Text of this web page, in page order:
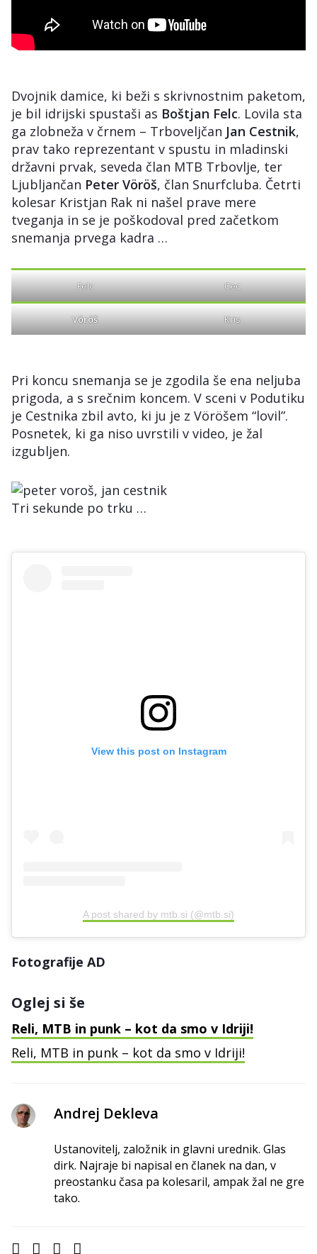
Dvojnik damice, ki beži s skrivnostnim paketom,
je bil idrijski spustaši as Boštjan Felc. Lovila sta
ga zlobneža v črnem – Trboveljčan Jan Cestnik,
prav tako reprezentant v spustu in mladinski
državni prvak, seveda član MTB Trbovlje, ter
Ljubljančan Peter Vöröš, član Snurfcluba. Četrti
kolesar Kristjan Rak ni našel prave mere
tveganja in se je poškodoval pred začetkom
snemanja prvega kadra …
Felc Cec
Vöröš Kris
Pri koncu snemanja se je zgodila še ena neljuba
prigoda, a s srečnim koncem. V sceni v Podutiku
je Cestnika zbil avto, ki ju je z Vöröšem “lovil”.
Posnetek, ki ga niso uvrstili v video, je žal
izgubljen.
Tri sekunde po trku …
View this post on Instagram
A post shared by mtb.si (@mtb.si)
Fotografije AD
Oglej si še
Reli, MTB in punk – kot da smo v Idriji!
Reli, MTB in punk – kot da smo v Idriji!
Andrej Dekleva
Ustanovitelj, založnik in glavni urednik. Glas
dirk. Najraje bi napisal en članek na dan, v
preostanku časa pa kolesaril, ampak žal ne gre
tako.